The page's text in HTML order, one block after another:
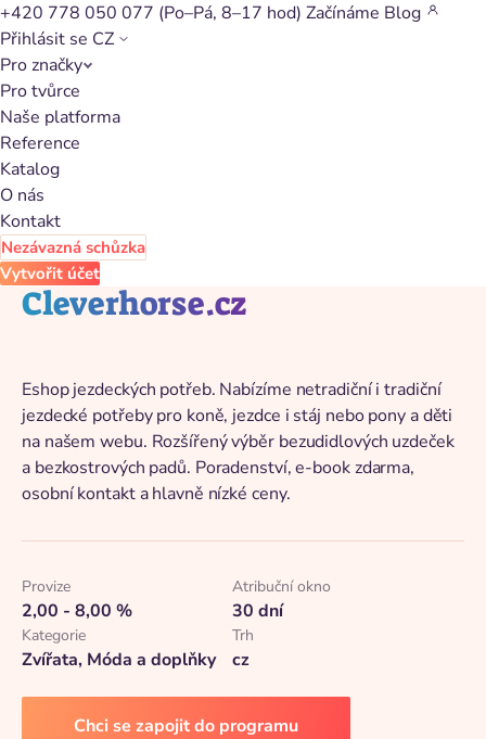
+420 778 050 077 (Po–Pá, 8–17 hod) Začínáme Blog
Přihlásit se CZ
Pro značky
Pro tvůrce
Naše platforma
Reference
Katalog
O nás
Kontakt
Nezávazná schůzka
Vytvořit účet
Zpět na katalog
Cleverhorse.cz
Eshop jezdeckých potřeb. Nabízíme netradiční i tradiční
jezdecké potřeby pro koně, jezdce i stáj nebo pony a děti
na našem webu. Rozšířený výběr bezudidlových uzdeček
a bezkostrových padů. Poradenství, e-book zdarma,
osobní kontakt a hlavně nízké ceny.
Provize
2,00 - 8,00 %
Atribuční okno
30 dní
Kategorie
Zvířata, Móda a doplňky
Trh
cz
Chci se zapojit do programu